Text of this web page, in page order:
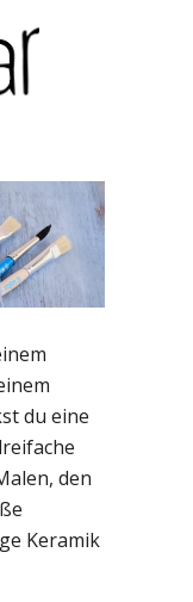
du eine
den
Keramik